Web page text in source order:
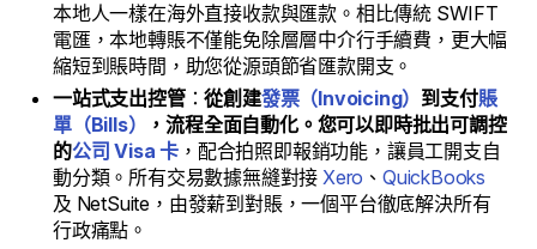
本地人一樣在海外直接收款與匯款。相比傳統 SWIFT
電匯，本地轉賬不僅能免除層層中介行手續費，更大幅
縮短到賬時間，助您從源頭節省匯款開支。
一站式支出控管：從創建發票（Invoicing） 到支付賬
單（Bills）
，流程全面自動化。您可以即時批出可調控
的公司 Visa 卡 ，配合拍照即報銷功能，讓員工開支自
動分類。所有交易數據無縫對接Xero 、QuickBooks
及 NetSuite，由發薪到對賬，一個平台徹底解決所有
行政痛點。